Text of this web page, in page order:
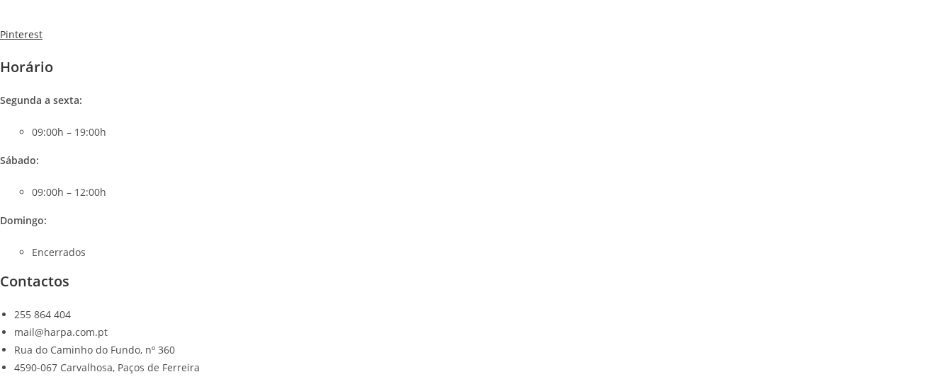
Pinterest
Horário
Segunda a sexta:
09:00h – 19:00h
Sábado:
09:00h – 12:00h
Domingo:
Encerrados
Contactos
255 864 404
mail@harpa.com.pt
Rua do Caminho do Fundo, nº 360
4590-067 Carvalhosa, Paços de Ferreira